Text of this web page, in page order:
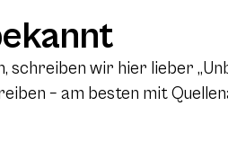
schreiben wir hier lieber
– am besten mit